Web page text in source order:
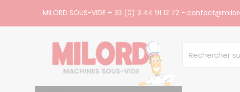
MILORD SOUS-VIDE + 33 (0) 3 44 91 12 72 -